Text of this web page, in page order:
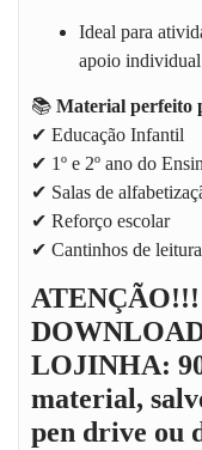
Ideal para
apoio individual
📚 Material perfeito
✔ Educação Infantil
✔ 1º e 2º ano do
✔ Salas de
✔ Reforço escolar
✔ Cantinhos de leitura
LOJINHA:
material,
pen drive ou